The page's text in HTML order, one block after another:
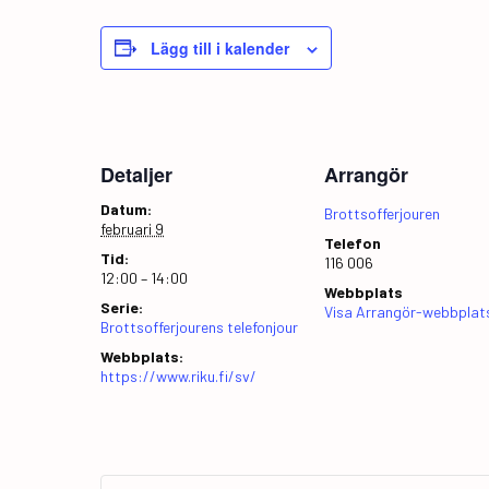
Lägg till i kalender
Detaljer
Datum:
februari 9
Tid:
12:00 – 14:00
Serie:
Brottsofferjourens telefonjour
Webbplats:
https://www.riku.fi/sv/
Arrangör
Brottsofferjouren
Telefon
116 006
Webbplats
Visa Arrangör-